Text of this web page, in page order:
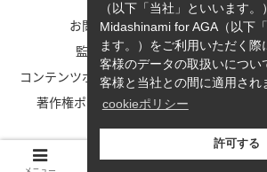
お問い合わせ
監修者一覧
cookie
コンテンツポリシーと運営指針
著作権ポリシー/免責事項
サイトマップ
© 2023-2026 Midashinami
（以下「当社」といいます。
Midashinami for AGA（以下
ます。）をご利用いただく際
客様のデータの取扱いについ
客様と当社との間に適用され
cookieポリシー
許可する